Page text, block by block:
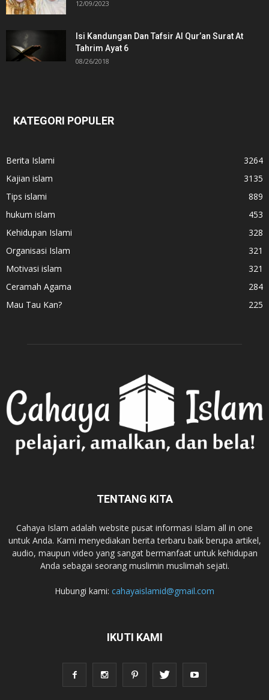
12/09/2023
Isi Kandungan Dan Tafsir Al Qur’an Surat At
Tahrim Ayat 6
08/26/2018
KATEGORI POPULER
Berita Islami
3264
Kajian islam
3135
Tips islami
889
hukum islam
453
Kehidupan Islami
328
Organisasi Islam
321
Motivasi islam
321
Ceramah Agama
284
Mau Tau Kan?
225
TENTANG KITA
Cahaya Islam adalah website pusat informasi Islam all in one
untuk Anda. Kami menyediakan berita terbaru baik berupa artikel,
audio, maupun video yang sangat bermanfaat untuk kehidupan
Anda sebagai seorang muslimin muslimah sejati.
Hubungi kami: cahayaislamid@gmail.com
IKUTI KAMI